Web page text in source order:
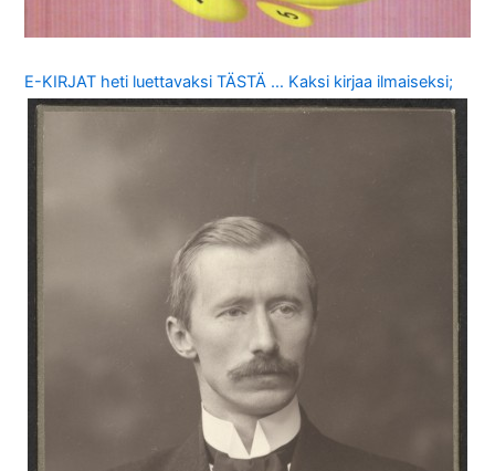
E-KIRJAT heti luettavaksi TÄSTÄ … Kaksi kirjaa ilmaiseksi;